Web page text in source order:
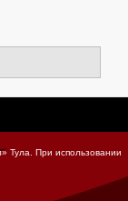
Тула.
При использовании